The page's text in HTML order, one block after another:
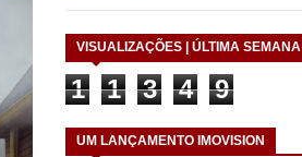
VISUALIZAÇÕES | ÚLTIMA SEMANA
1 1 3 4 9
UM LANÇAMENTO IMOVISION